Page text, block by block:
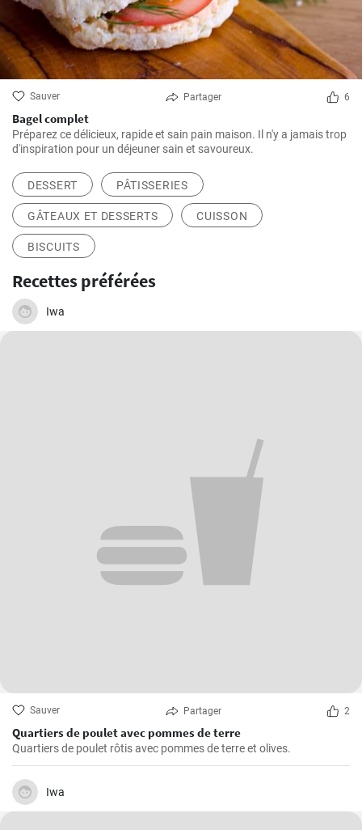
Sauver Partager 6
Bagel complet
Préparez ce délicieux, rapide et sain pain maison. Il n'y a jamais trop
d'inspiration pour un déjeuner sain et savoureux.
DESSERT PÂTISSERIES
GÂTEAUX ET DESSERTS CUISSON
BISCUITS
Recettes préférées
Iwa
Sauver Partager 2
Quartiers de poulet avec pommes de terre
Quartiers de poulet rôtis avec pommes de terre et olives.
Iwa